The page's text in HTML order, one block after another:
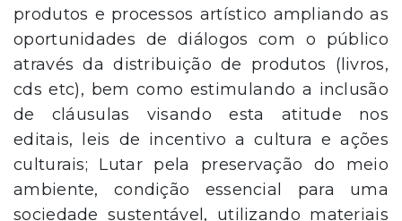
produtos e processos artístico ampliando as
oportunidades de diálogos com o público
através da distribuição de produtos (livros,
cds etc), bem como estimulando a inclusão
de cláusulas visando esta atitude nos
editais, leis de incentivo a cultura e ações
culturais; Lutar pela preservação do meio
ambiente, condição essencial para uma
sociedade sustentável, utilizando materiais